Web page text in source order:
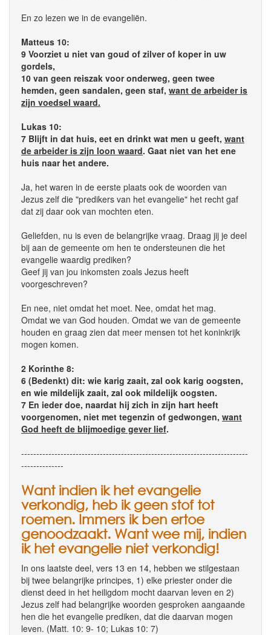
En zo lezen we in de evangeliën.
Matteus 10:
9 Voorziet u niet van goud of zilver of koper in uw
gordels,
10 van geen reiszak voor onderweg, geen twee
hemden, geen sandalen, geen staf, want de arbeider is
zijn voedsel waard.
Lukas 10:
7 Blijft in dat huis, eet en drinkt wat men u geeft, want
de arbeider is zijn loon waard. Gaat niet van het ene
huis naar het andere.
Ja, het waren in de eerste plaats ook de woorden van
Jezus zelf die "predikers van het evangelie" het recht gaf
dat zij daar ook van mochten eten.
Geliefden, nu is even de belangrijke vraag. Draag jij je deel
bij aan de gemeente om hen te ondersteunen die het
evangelie waardig prediken?
Geef jij van jou inkomsten zoals Jezus heeft
voorgeschreven?
En nee, niet omdat het moet. Nee, omdat het mag.
Omdat we van God houden. Omdat we van de gemeente
houden en graag zien dat meer mensen tot het koninkrijk
mogen komen.
2 Korinthe 8:
6 (Bedenkt) dit: wie karig zaait, zal ook karig oogsten,
en wie mildelijk zaait, zal ook mildelijk oogsten.
7 En ieder doe, naardat hij zich in zijn hart heeft
voorgenomen, niet met tegenzin of gedwongen, want
God heeft de blijmoedige gever lief.
---------------------------------------------------------------------------
--------------
Want indien ik het evangelie
verkondig, heb ik geen stof tot
roemen. Immers ik ben ertoe
genoodzaakt. Want wee mij, indien
ik het evangelie niet verkondig!
In ons laatste deel, vers 13 en 14, hebben we stilgestaan
bij twee belangrijke principes, 1) elke priester onder die
dienst deed in het heiligdom mocht daarvan leven en 2)
Jezus zelf had belangrijke woorden gesproken aangaande
hen die het evangelie prediken, dat die daarvan mogen
leven. (Matt. 10: 9- 10; Lukas 10: 7)